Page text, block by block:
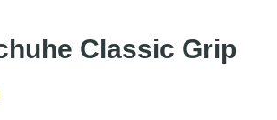
Classic Grip